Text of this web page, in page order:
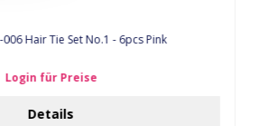
006 Hair Tie Set No.1 - 6pcs Pink
Login für Preise
Details